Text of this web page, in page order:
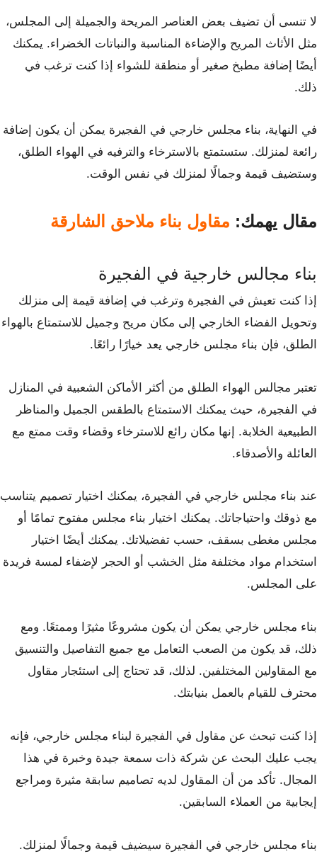
لا تنسى أن تضيف بعض العناصر المريحة والجميلة إلى المجلس،
مثل الأثاث المريح والإضاءة المناسبة والنباتات الخضراء. يمكنك
أيضًا إضافة مطبخ صغير أو منطقة للشواء إذا كنت ترغب في
ذلك.
في النهاية، بناء مجلس خارجي في الفجيرة يمكن أن يكون إضافة
رائعة لمنزلك. ستستمتع بالاسترخاء والترفيه في الهواء الطلق،
وستضيف قيمة وجمالًا لمنزلك في نفس الوقت.
مقال يهمك: مقاول بناء ملاحق الشارقة
بناء مجالس خارجية في الفجيرة
إذا كنت تعيش في الفجيرة وترغب في إضافة قيمة إلى منزلك
وتحويل الفضاء الخارجي إلى مكان مريح وجميل للاستمتاع بالهواء
الطلق، فإن بناء مجلس خارجي يعد خيارًا رائعًا.
تعتبر مجالس الهواء الطلق من أكثر الأماكن الشعبية في المنازل
في الفجيرة، حيث يمكنك الاستمتاع بالطقس الجميل والمناظر
الطبيعية الخلابة. إنها مكان رائع للاسترخاء وقضاء وقت ممتع مع
العائلة والأصدقاء.
عند بناء مجلس خارجي في الفجيرة، يمكنك اختيار تصميم يتناسب
مع ذوقك واحتياجاتك. يمكنك اختيار بناء مجلس مفتوح تمامًا أو
مجلس مغطى بسقف، حسب تفضيلاتك. يمكنك أيضًا اختيار
استخدام مواد مختلفة مثل الخشب أو الحجر لإضفاء لمسة فريدة
على المجلس.
بناء مجلس خارجي يمكن أن يكون مشروعًا مثيرًا وممتعًا. ومع
ذلك، قد يكون من الصعب التعامل مع جميع التفاصيل والتنسيق
مع المقاولين المختلفين. لذلك، قد تحتاج إلى استئجار مقاول
محترف للقيام بالعمل بنيابتك.
إذا كنت تبحث عن مقاول في الفجيرة لبناء مجلس خارجي، فإنه
يجب عليك البحث عن شركة ذات سمعة جيدة وخبرة في هذا
المجال. تأكد من أن المقاول لديه تصاميم سابقة مثيرة ومراجع
إيجابية من العملاء السابقين.
بناء مجلس خارجي في الفجيرة سيضيف قيمة وجمالًا لمنزلك.